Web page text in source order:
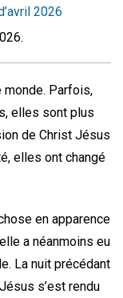
2026
Parfois,
elles sont plus
de Christ Jésus
elles ont changé
en apparence
a néanmoins eu
La nuit précédant
s’est rendu